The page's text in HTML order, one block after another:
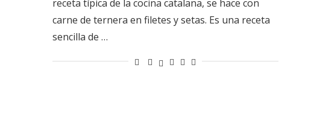
receta típica de la cocina catalana, se hace con
carne de ternera en filetes y setas. Es una receta
sencilla de …